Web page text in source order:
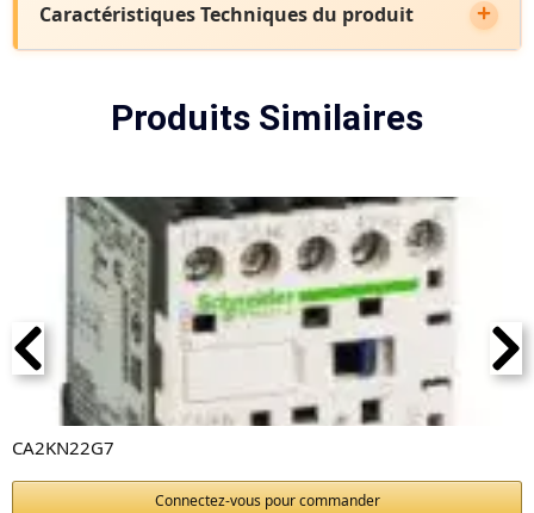
Caractéristiques Techniques du produit
Produits Similaires
CA2KN22G7
Connectez-vous pour commander